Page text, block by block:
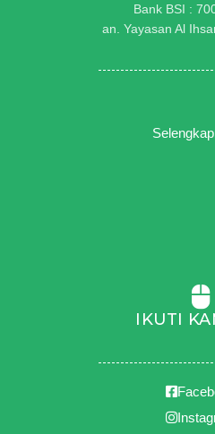
Bank BSI :
an. Yayasan Al
IKUTI